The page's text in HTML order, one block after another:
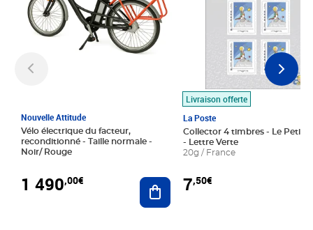
Nouvelle Attitude
Vélo électrique du facteur,
reconditionné - Taille normale -
Noir/ Rouge
1 490,00€ Ajouter au panier
Livraison offerte
La Poste
Collector 4 timbres - Le Petit
- Lettre Verte
20g / France
7,50€